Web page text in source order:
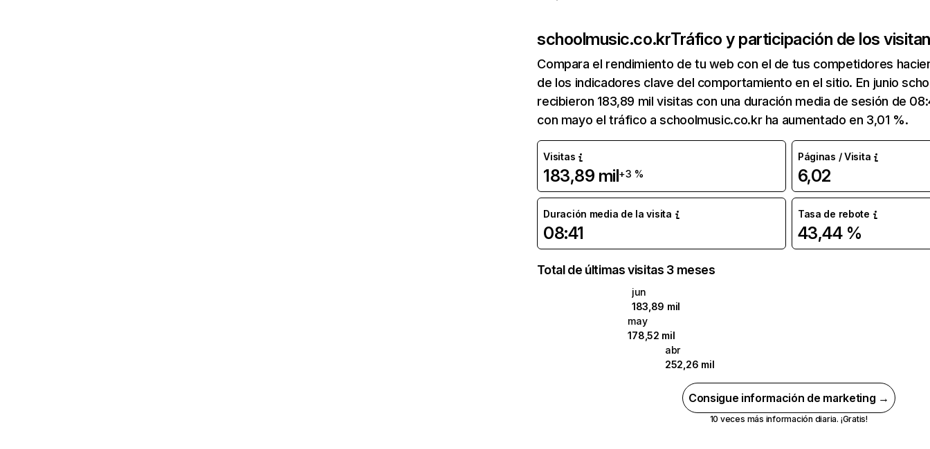
schoolmusic.co.krTráfico y participación de los
Compara el rendimiento de tu web con el de tus competidores
de los indicadores clave del comportamiento en el sitio. En junio
recibieron 183,89 mil visitas con una duración media de sesión de
con mayo el tráfico a schoolmusic.co.kr ha aumentado en 3,01 %.
Visitas
183,89 mil+3 %
Páginas / Visita
6,02
Duración media de la visita
08:41
Tasa de rebote
43,44 %
Total de últimas visitas 3 meses
jun
183,89 mil
may
178,52 mil
abr
252,26 mil
Consigue información de marketing →
10 veces más información diaria. ¡Gratis!